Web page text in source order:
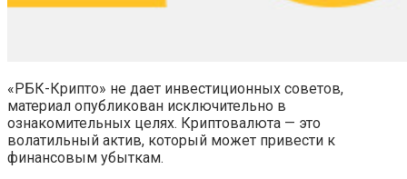
«РБК-Крипто» не дает инвестиционных советов,
материал опубликован исключительно в
ознакомительных целях. Криптовалюта — это
волатильный актив, который может привести к
финансовым убыткам.